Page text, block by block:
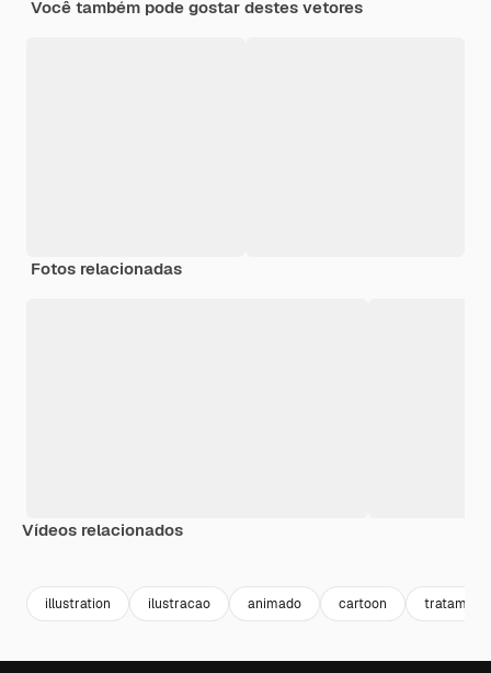
Você também pode gostar destes vetores
Fotos relacionadas
Vídeos relacionados
illustration ilustracao animado cartoon